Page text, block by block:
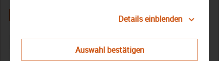
Details einblenden
Auswahl bestätigen